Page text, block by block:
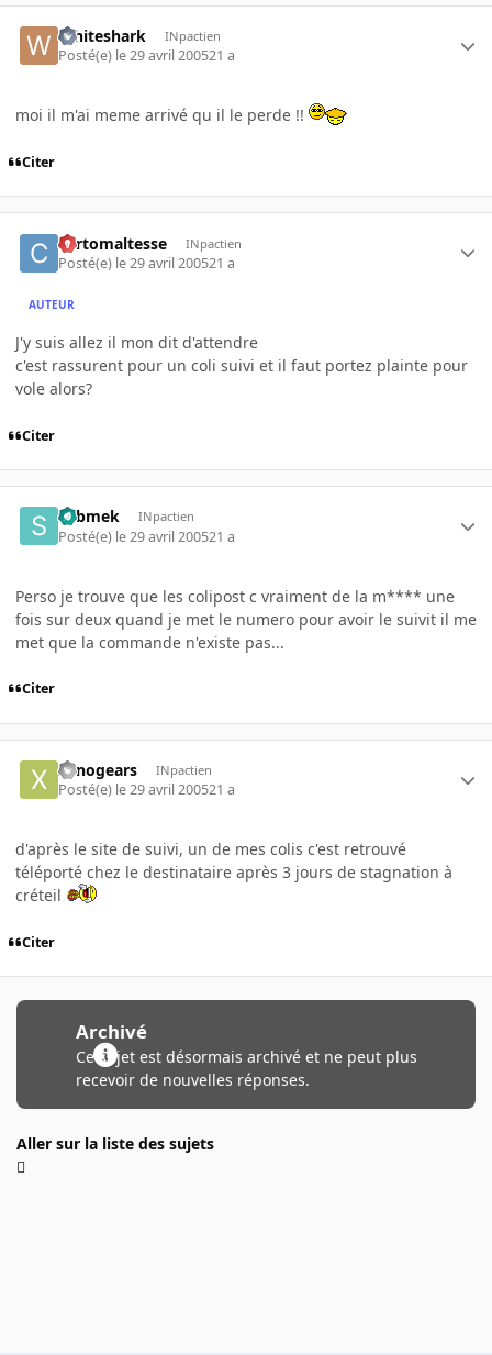
Whiteshark INpactien
Posté(e) le 29 avril 200521 a
moi il m'ai meme arrivé qu il le perde !!
Citer
cortomaltesse INpactien
Posté(e) le 29 avril 200521 a
AUTEUR
J'y suis allez il mon dit d'attendre
c'est rassurent pour un coli suivi et il faut portez plainte pour
vole alors?
Citer
submek INpactien
Posté(e) le 29 avril 200521 a
Perso je trouve que les colipost c vraiment de la m**** une
fois sur deux quand je met le numero pour avoir le suivit il me
met que la commande n'existe pas...
Citer
xenogears INpactien
Posté(e) le 29 avril 200521 a
d'après le site de suivi, un de mes colis c'est retrouvé
téléporté chez le destinataire après 3 jours de stagnation à
créteil
Citer
Archivé
Ce sujet est désormais archivé et ne peut plus
recevoir de nouvelles réponses.
Aller sur la liste des sujets